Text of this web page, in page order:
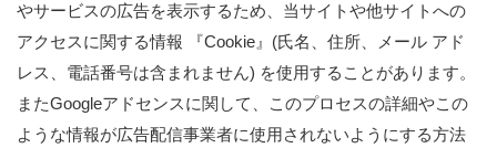
やサービスの広告を表示するため、当サイトや他サイトへの
アクセスに関する情報 『Cookie』(氏名、住所、メール アド
レス、電話番号は含まれません) を使用することがあります。
またGoogleアドセンスに関して、このプロセスの詳細やこの
ような情報が広告配信事業者に使用されないようにする方法